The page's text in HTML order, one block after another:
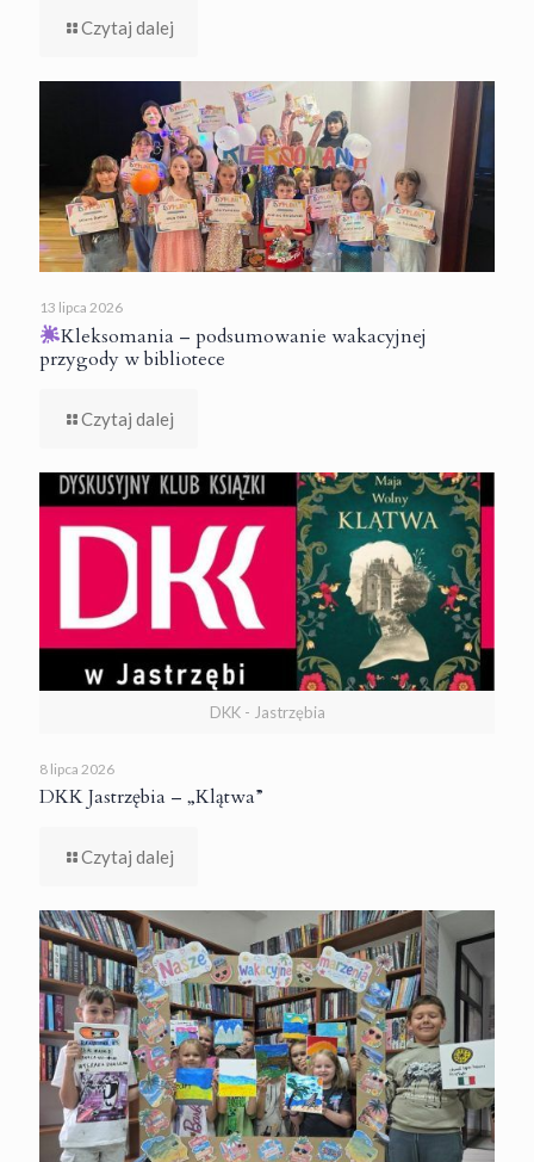
Czytaj dalej
13 lipca 2026
Kleksomania – podsumowanie wakacyjnej
przygody w bibliotece
Czytaj dalej
DKK - Jastrzębia
8 lipca 2026
DKK Jastrzębia – „Klątwa”
Czytaj dalej